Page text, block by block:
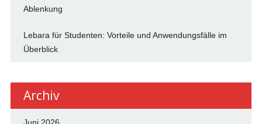
Ablenkung
Lebara für Studenten: Vorteile und Anwendungsfälle im
Überblick
Archiv
Juni 2026